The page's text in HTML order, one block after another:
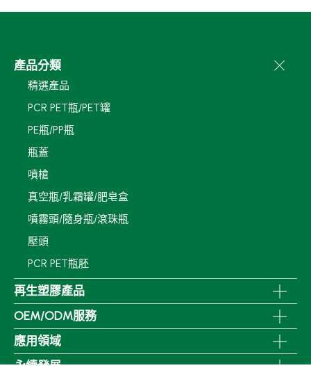
產品分類
精選產品
PCR PET瓶/PET罐
PE瓶/PP瓶
瓶蓋
噴槍
真空瓶/乳霜罐/肥皂盒
噴霧頭/隨身瓶/滾珠瓶
壓頭
PCR PET瓶胚
再生塑膠產品
OEM/ODM服務
應用領域
永續發展